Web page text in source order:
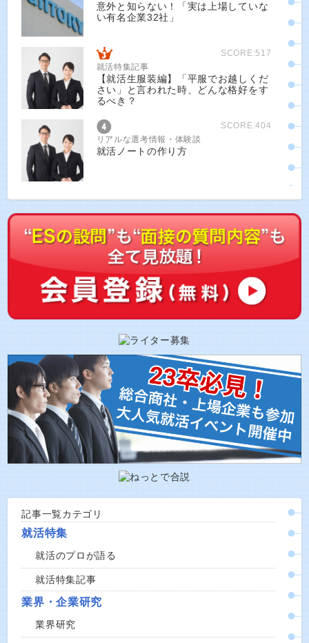
意外と知らない！「実は上場していな
い有名企業32社」
SCORE:517
就活特集記事
【就活生服装編】「平服でお越しくだ
さい」と言われた時、どんな格好をす
るべき？
SCORE:404
リアルな選考情報・体験談
就活ノートの作り方
記事一覧カテゴリ
就活特集
就活のプロが語る
就活特集記事
業界・企業研究
業界研究